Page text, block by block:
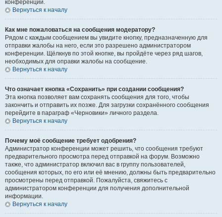
конференции.
Вернуться к началу
Как мне пожаловаться на сообщения модератору?
Рядом с каждым сообщением вы увидите кнопку, предназначенную для
отправки жалобы на него, если это разрешено администратором
конференции. Щёлкнув по этой кнопке, вы пройдёте через ряд шагов,
необходимых для оправки жалобы на сообщение.
Вернуться к началу
Что означает кнопка «Сохранить» при создании сообщения?
Эта кнопка позволяет вам сохранять сообщения для того, чтобы
закончить и отправить их позже. Для загрузки сохранённого сообщения
перейдите в параграф «Черновики» личного раздела.
Вернуться к началу
Почему моё сообщение требует одобрения?
Администратор конференции может решить, что сообщения требуют
предварительного просмотра перед отправкой на форум. Возможно
также, что администратор включил вас в группу пользователей,
сообщения которых, по его или её мнению, должны быть предварительно
просмотрены перед отправкой. Пожалуйста, свяжитесь с
администратором конференции для получения дополнительной
информации.
Вернуться к началу